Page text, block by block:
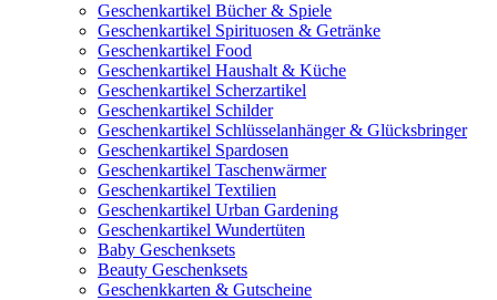
Geschenkartikel Bücher & Spiele
Geschenkartikel Spirituosen & Getränke
Geschenkartikel Food
Geschenkartikel Haushalt & Küche
Geschenkartikel Scherzartikel
Geschenkartikel Schilder
Geschenkartikel Schlüsselanhänger & Glücksbringer
Geschenkartikel Spardosen
Geschenkartikel Taschenwärmer
Geschenkartikel Textilien
Geschenkartikel Urban Gardening
Geschenkartikel Wundertüten
Baby Geschenksets
Beauty Geschenksets
Geschenkkarten & Gutscheine